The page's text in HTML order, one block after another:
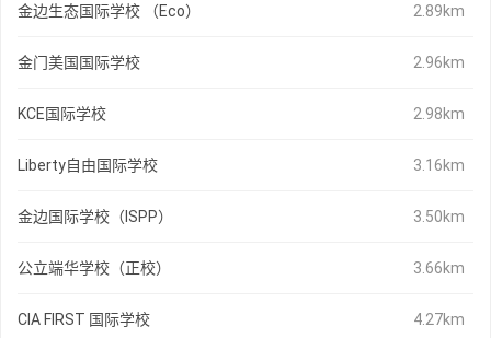
金边生态国际学校 （Eco） 2.89km
金门美国国际学校 2.96km
KCE国际学校 2.98km
Liberty自由国际学校 3.16km
金边国际学校（ISPP） 3.50km
公立端华学校（正校） 3.66km
CIA FIRST 国际学校 4.27km